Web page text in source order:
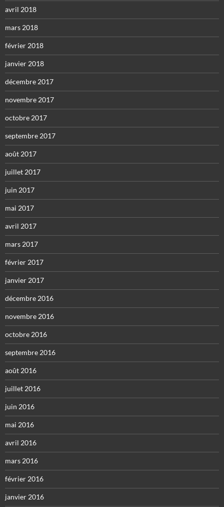
avril 2018
mars 2018
février 2018
janvier 2018
décembre 2017
novembre 2017
octobre 2017
septembre 2017
août 2017
juillet 2017
juin 2017
mai 2017
avril 2017
mars 2017
février 2017
janvier 2017
décembre 2016
novembre 2016
octobre 2016
septembre 2016
août 2016
juillet 2016
juin 2016
mai 2016
avril 2016
mars 2016
février 2016
janvier 2016